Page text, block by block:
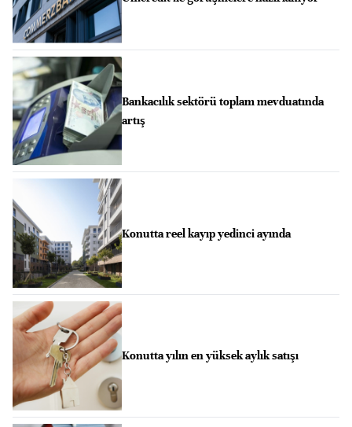
Bankacılık sektörü toplam mevduatında
artış
Konutta reel kayıp yedinci ayında
Konutta yılın en yüksek aylık satışı